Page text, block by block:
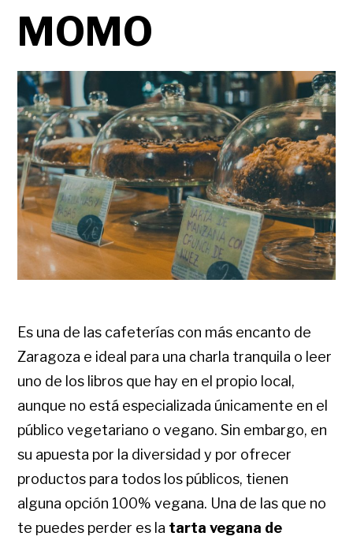
MOMO
Es una de las cafeterías con más encanto de
Zaragoza e ideal para una charla tranquila o leer
uno de los libros que hay en el propio local,
aunque no está especializada únicamente en el
público vegetariano o vegano. Sin embargo, en
su apuesta por la diversidad y por ofrecer
productos para todos los públicos, tienen
alguna opción 100% vegana. Una de las que no
te puedes perder es la tarta vegana de